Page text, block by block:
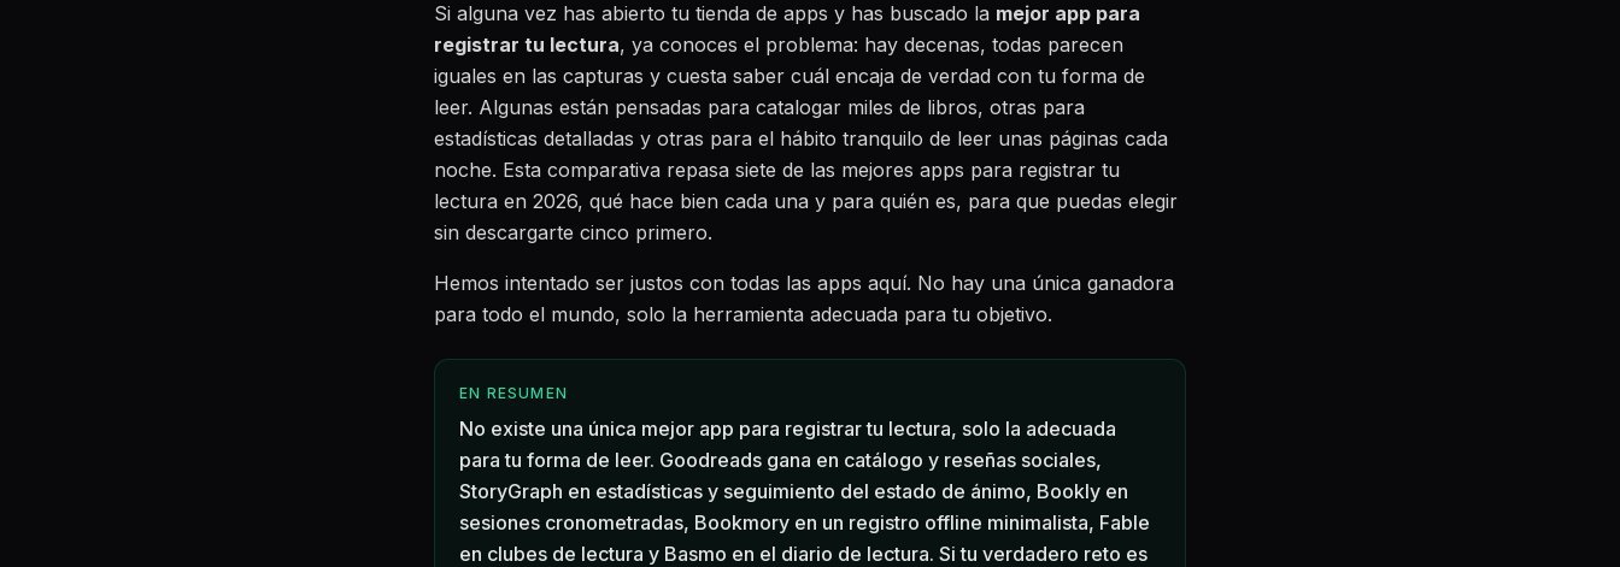
Si alguna vez has abierto tu tienda de apps y has buscado la mejor app para
registrar tu lectura, ya conoces el problema: hay decenas, todas parecen
iguales en las capturas y cuesta saber cuál encaja de verdad con tu forma de
leer. Algunas están pensadas para catalogar miles de libros, otras para
estadísticas detalladas y otras para el hábito tranquilo de leer unas páginas cada
noche. Esta comparativa repasa siete de las mejores apps para registrar tu
lectura en 2026, qué hace bien cada una y para quién es, para que puedas elegir
sin descargarte cinco primero.
Hemos intentado ser justos con todas las apps aquí. No hay una única ganadora
para todo el mundo, solo la herramienta adecuada para tu objetivo.
EN RESUMEN
No existe una única mejor app para registrar tu lectura, solo la adecuada
para tu forma de leer. Goodreads gana en catálogo y reseñas sociales,
StoryGraph en estadísticas y seguimiento del estado de ánimo, Bookly en
sesiones cronometradas, Bookmory en un registro offline minimalista, Fable
en clubes de lectura y Basmo en el diario de lectura. Si tu verdadero reto es